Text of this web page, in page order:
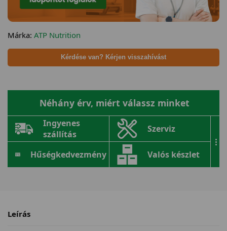
Márka: ATP Nutrition
Kérdése van? Kérjen visszahívást
Néhány érv, miért válassz minket
Ingyenes
szállítás
Szerviz
Hűségkedvezmény Valós készlet
...
Leírás